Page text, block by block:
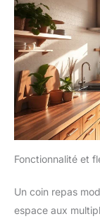
【
nécessaire
sont inclus
montage sans
ni
logistiques
rapide,
Fonctionnalité et
Un coin repas
espace aux